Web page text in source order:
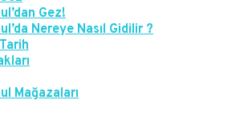
Gez!
Nereye Nasıl Gidilir ?
Mağazaları